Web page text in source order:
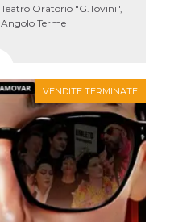
Teatro Oratorio "G.Tovini",
Angolo Terme
VENDITE TERMINATE